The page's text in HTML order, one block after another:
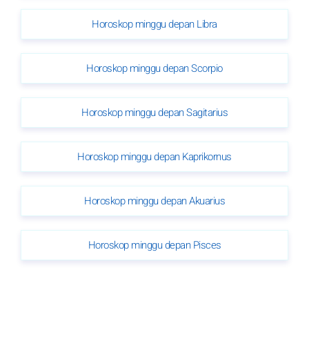
Horoskop minggu depan Libra
Horoskop minggu depan Scorpio
Horoskop minggu depan Sagitarius
Horoskop minggu depan Kaprikornus
Horoskop minggu depan Akuarius
Horoskop minggu depan Pisces